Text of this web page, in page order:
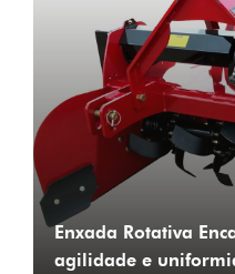
Enxada Rotativa
agilidade e